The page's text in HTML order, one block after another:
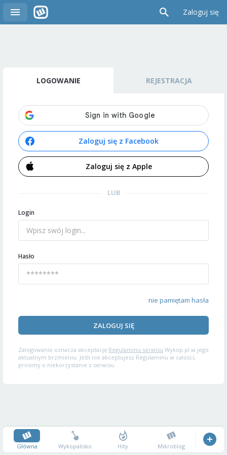
Zaloguj się
LOGOWANIE REJESTRACJA
Zaloguj się z Facebook
Zaloguj się z Apple
LUB
Login
Hasło
nie pamiętam hasła
ZALOGUJ SIĘ
Zalogowanie oznacza akceptację Regulaminu serwisu Wykop.pl w jego
aktualnym brzmieniu. Jeśli nie akceptujesz Regulaminu w całości,
prosimy o niekorzystanie z serwisu.
Główna Wykopalisko Hity Mikroblog